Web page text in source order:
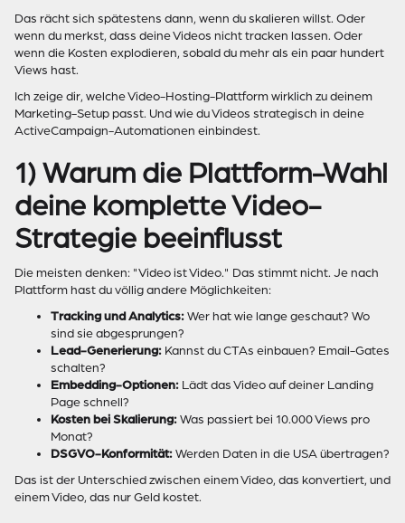
Das rächt sich spätestens dann, wenn du skalieren willst. Oder
wenn du merkst, dass deine Videos nicht tracken lassen. Oder
wenn die Kosten explodieren, sobald du mehr als ein paar hundert
Views hast.
Ich zeige dir, welche Video-Hosting-Plattform wirklich zu deinem
Marketing-Setup passt. Und wie du Videos strategisch in deine
ActiveCampaign-Automationen einbindest.
1) Warum die Plattform-Wahl
deine komplette Video-
Strategie beeinflusst
Die meisten denken: "Video ist Video." Das stimmt nicht. Je nach
Plattform hast du völlig andere Möglichkeiten:
Tracking und Analytics: Wer hat wie lange geschaut? Wo
sind sie abgesprungen?
Lead-Generierung: Kannst du CTAs einbauen? Email-Gates
schalten?
Embedding-Optionen: Lädt das Video auf deiner Landing
Page schnell?
Kosten bei Skalierung: Was passiert bei 10.000 Views pro
Monat?
DSGVO-Konformität: Werden Daten in die USA übertragen?
Das ist der Unterschied zwischen einem Video, das konvertiert, und
einem Video, das nur Geld kostet.